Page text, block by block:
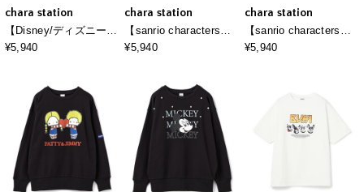
chara station
【Disney/ディズニー】
Mickey Mouse/ミッキ
プリントスウェットプ
ルオーバー
¥5,940
chara station
【sanrio characters】
HELLO KITTY/ハロー
ェットプルオーバー
《サンリオキャラクタ
ーズ》
¥5,940
chara station
【sanrio characters】
HELLO KITTY/ハロー
ェットプルオーバー
¥5,940